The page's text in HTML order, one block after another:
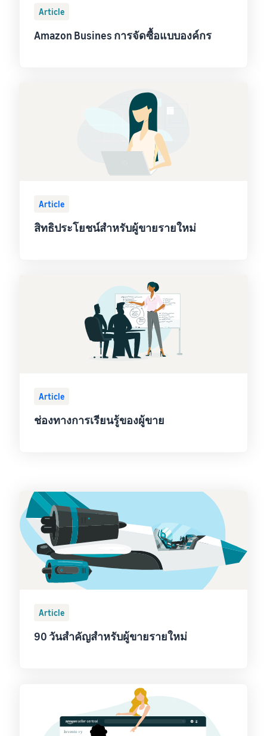
Article
Amazon Busines การจัดซื้อแบบองค์กร
Article
สิทธิประโยชน์สำหรับผู้ขายรายใหม่
Article
ช่องทางการเรียนรู้ของผู้ขาย
Article
90 วันสำคัญสำหรับผู้ขายรายใหม่